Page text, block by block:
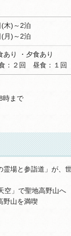
木)～2泊
月)～2泊
あり ・夕食あり
：２回 昼食：１回
時まで
場と参詣道」が、
空」で聖地高野山へ
野山を満喫